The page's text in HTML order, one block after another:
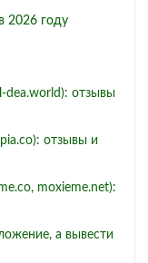
2026 году
dea.world): отзывы
отзывы и
moxieme.net):
а вывести